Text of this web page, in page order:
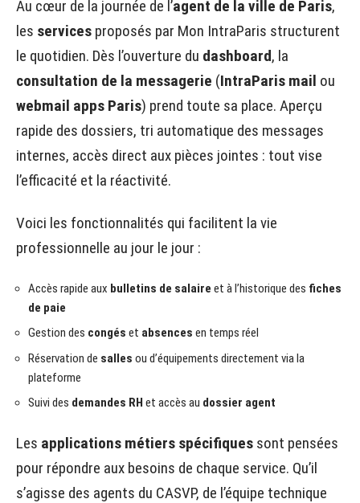
Au cœur de la journée de l’agent de la ville de Paris,
les services proposés par Mon IntraParis structurent
le quotidien. Dès l’ouverture du dashboard, la
consultation de la messagerie (IntraParis mail ou
webmail apps Paris) prend toute sa place. Aperçu
rapide des dossiers, tri automatique des messages
internes, accès direct aux pièces jointes : tout vise
l’efficacité et la réactivité.
Voici les fonctionnalités qui facilitent la vie
professionnelle au jour le jour :
Accès rapide aux bulletins de salaire et à l’historique des fiches
de paie
Gestion des congés et absences en temps réel
Réservation de salles ou d’équipements directement via la
plateforme
Suivi des demandes RH et accès au dossier agent
Les applications métiers spécifiques sont pensées
pour répondre aux besoins de chaque service. Qu’il
s’agisse des agents du CASVP, de l’équipe technique